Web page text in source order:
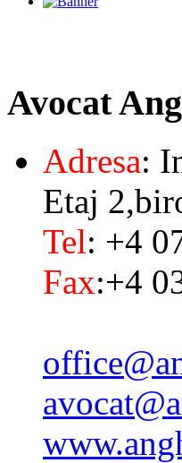
Avocat
Adresa:
Etaj
Tel: +4
Fax:+4